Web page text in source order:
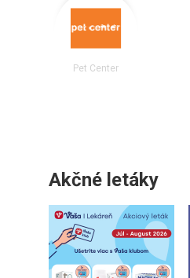
Pet Center
Akčné letáky